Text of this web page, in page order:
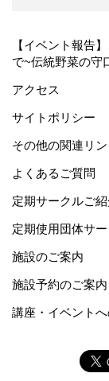
【イベント報告
で~伝統野菜の守
アクセス
サイトポリシー
その他の関連リン
よくあるご質問
定期サークルご紹
定期使用団体サ
施設のご案内
施設予約のご案内
講座・イベント